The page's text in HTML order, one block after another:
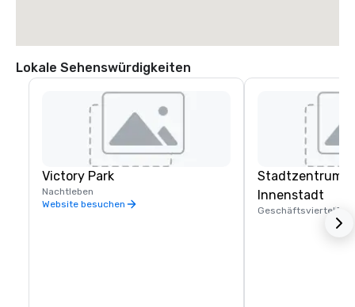
Lokale Sehenswürdigkeiten
Victory Park
Nachtleben
Website besuchen
Stadtzentrum
Innenstadt
Geschäftsviertel 3